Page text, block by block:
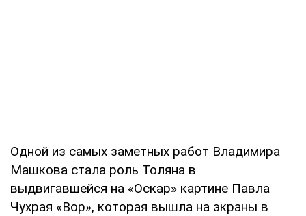
Одной из самых заметных работ Владимира
Машкова стала роль Толяна в
выдвигавшейся на «Оскар» картине Павла
Чухрая «Вор», которая вышла на экраны в